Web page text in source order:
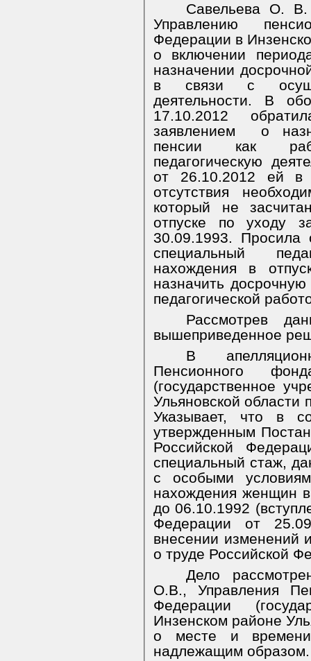
Савельева О.
Управлению
Федерации в
о включении
назначении
в связи с
деятельности. В
17.10.2012
заявлением
о
пенсии как
педагогическую
от 26.10.2012 ей в
отсутствия
который не
отпуске по уходу
30.09.1993. Просила
специальный
нахождения в
назначить
педагогической
Рассмотрев
вышеприведенное
В
Пенсионного
(государственное
Ульяновской области
Указывает, что в
утвержденным
Российской
специальный стаж,
с особыми
нахождения женщин
до 06.10.1992
Федерации от
внесении изменений
о труде Российской
Дело
О.В., Управления
Федерации
Инзенском районе
о месте и времени
надлежащим образом.